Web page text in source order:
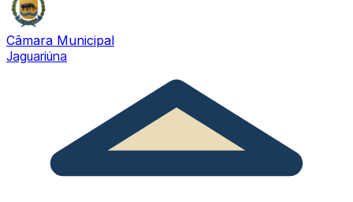
Câmara Municipal
Jaguariúna